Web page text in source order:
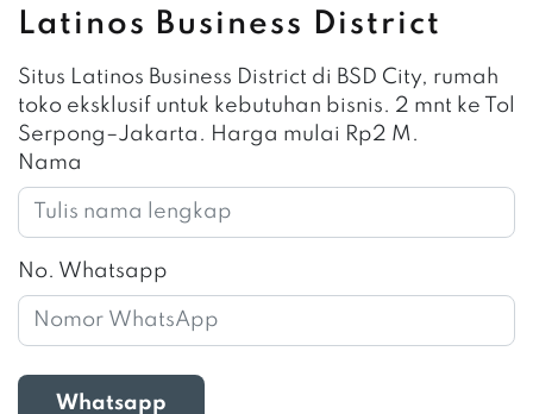
Latinos Business District
Situs Latinos Business District di BSD City, rumah
toko eksklusif untuk kebutuhan bisnis. 2 mnt ke Tol
Serpong–Jakarta. Harga mulai Rp2 M.
Nama
No. Whatsapp
Whatsapp